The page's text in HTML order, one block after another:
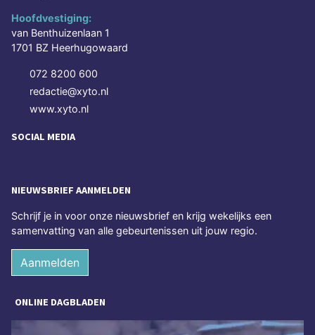
Hoofdvestiging:
van Benthuizenlaan 1
1701 BZ Heerhugowaard
072 8200 600
redactie@xyto.nl
www.xyto.nl
SOCIAL MEDIA
NIEUWSBRIEF AANMELDEN
Schrijf je in voor onze nieuwsbrief en krijg wekelijks een
samenvatting van alle gebeurtenissen uit jouw regio.
Aanmelden
ONLINE DAGBLADEN